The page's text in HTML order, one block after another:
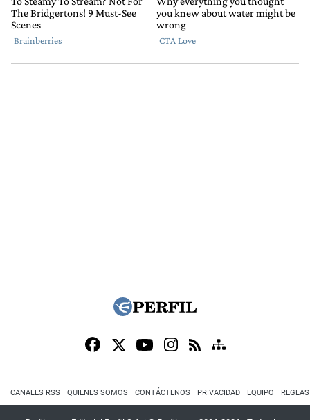
CANALES RSS QUIENES SOMOS CONTÁCTENOS PRIVACIDAD EQUIPO